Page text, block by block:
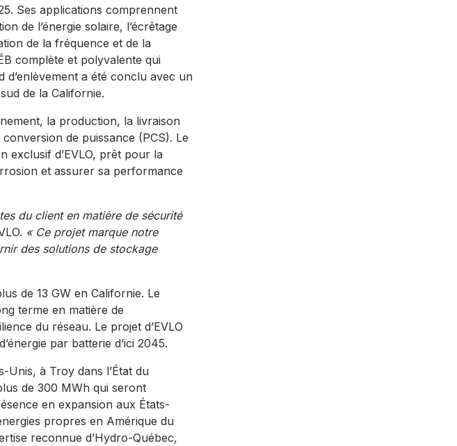
Ses applications comprennent
de l’énergie solaire, l’écrêtage
de la fréquence et de la
complète et polyvalente qui
a été conclu avec un
de la Californie.
la production, la livraison
de puissance (PCS). Le
exclusif d’EVLO, prêt pour la
et assurer sa performance
du client en matière de sécurité
« Ce projet marque notre
des solutions de stockage
de 13 GW en Californie. Le
terme en matière de
du réseau. Le projet d’EVLO
par batterie d’ici 2045.
Unis, à Troy dans l’État du
de 300 MWh qui seront
en expansion aux États-
propres en Amérique du
reconnue d’Hydro-Québec,